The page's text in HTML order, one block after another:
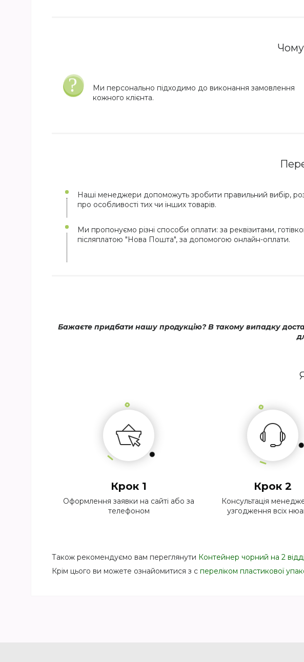
Ми персонально підходимо до виконання замовлення
кожного клієнта.
Наші менеджери допоможуть зробити правильний вибір,
про особливості тих чи інших товарів.
Ми пропонуємо різні способи оплати: за реквізитами,
післяплатою "Нова Пошта", за допомогою онлайн-оплати.
Бажаєте придбати нашу продукцію? В такому випадку
Крок 1
Оформлення заявки на сайті або за
телефоном
Крок 2
Консультація
узгодження всіх
Також рекомендуємо вам переглянути Контейнер чорний на 2
Крім цього ви можете ознайомитися з с переліком пластикової